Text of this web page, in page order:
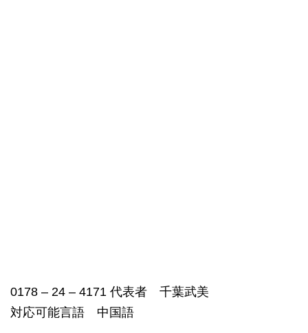
0178 – 24 – 4171 代表者 千葉武美
対応可能言語 中国語